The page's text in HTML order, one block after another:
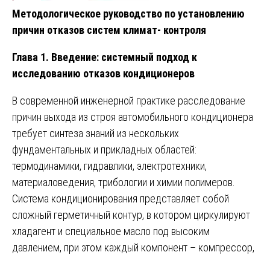
Методологическое руководство по установлению
причин отказов систем климат- контроля
Глава 1. Введение: системный подход к
исследованию отказов кондиционеров
В современной инженерной практике расследование
причин выхода из строя автомобильного кондиционера
требует синтеза знаний из нескольких
фундаментальных и прикладных областей:
термодинамики, гидравлики, электротехники,
материаловедения, трибологии и химии полимеров.
Система кондиционирования представляет собой
сложный герметичный контур, в котором циркулируют
хладагент и специальное масло под высоким
давлением, при этом каждый компонент – компрессор,